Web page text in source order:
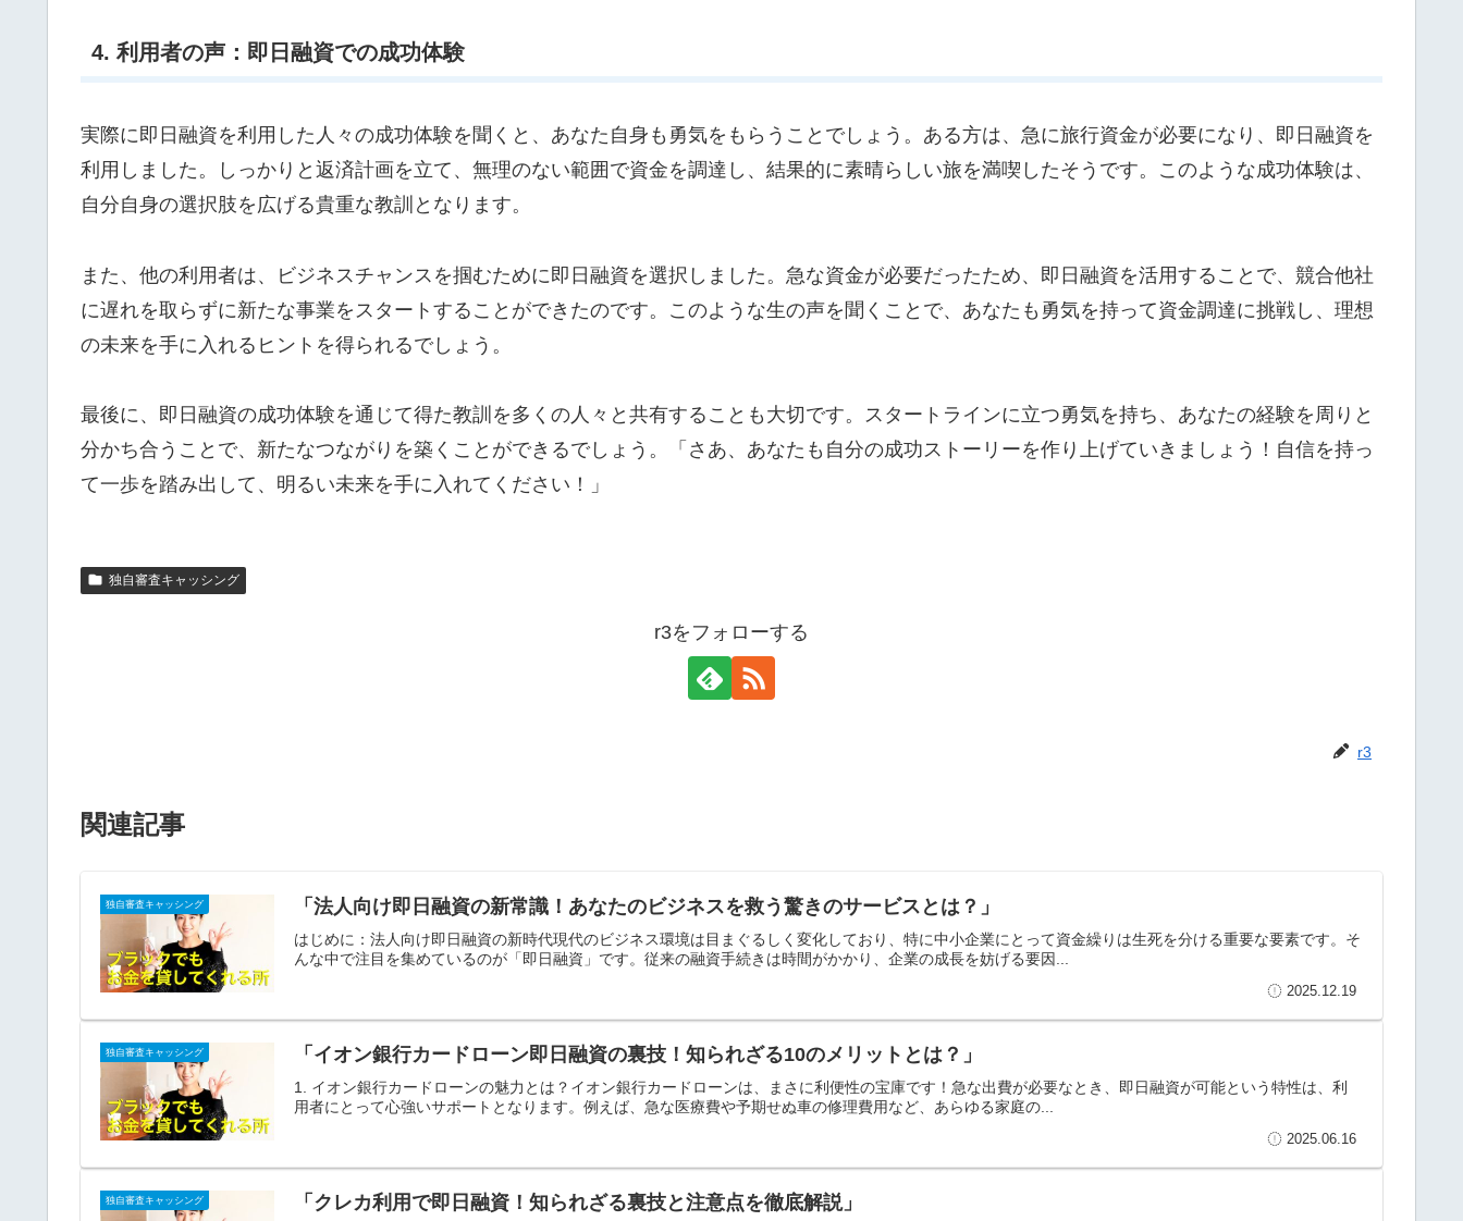
4. 利用者の声：即日融資での成功体験
実際に即日融資を利用した人々の成功体験を聞くと、あなた自身も勇気をもらうことでしょう。ある方は、急に旅行資金が必要になり、即日融資を
利用しました。しっかりと返済計画を立て、無理のない範囲で資金を調達し、結果的に素晴らしい旅を満喫したそうです。このような成功体験は、
自分自身の選択肢を広げる貴重な教訓となります。
また、他の利用者は、ビジネスチャンスを掴むために即日融資を選択しました。急な資金が必要だったため、即日融資を活用することで、競合他社
に遅れを取らずに新たな事業をスタートすることができたのです。このような生の声を聞くことで、あなたも勇気を持って資金調達に挑戦し、理想
の未来を手に入れるヒントを得られるでしょう。
最後に、即日融資の成功体験を通じて得た教訓を多くの人々と共有することも大切です。スタートラインに立つ勇気を持ち、あなたの経験を周りと
分かち合うことで、新たなつながりを築くことができるでしょう。「さあ、あなたも自分の成功ストーリーを作り上げていきましょう！自信を持っ
て一歩を踏み出して、明るい未来を手に入れてください！」
独自審査キャッシング
r3をフォローする
r3
関連記事
独自審査キャッシング 「法人向け即日融資の新常識！あなたのビジネスを救う驚きのサービスとは？」
はじめに：法人向け即日融資の新時代現代のビジネス環境は目まぐるしく変化しており、特に中小企業にとって資金繰りは生死を分ける重要な要素です。そ
んな中で注目を集めているのが「即日融資」です。従来の融資手続きは時間がかかり、企業の成長を妨げる要因...
2025.12.19
独自審査キャッシング 「イオン銀行カードローン即日融資の裏技！知られざる10のメリットとは？」
1. イオン銀行カードローンの魅力とは？イオン銀行カードローンは、まさに利便性の宝庫です！急な出費が必要なとき、即日融資が可能という特性は、利
用者にとって心強いサポートとなります。例えば、急な医療費や予期せぬ車の修理費用など、あらゆる家庭の...
2025.06.16
独自審査キャッシング 「クレカ利用で即日融資！知られざる裏技と注意点を徹底解説」